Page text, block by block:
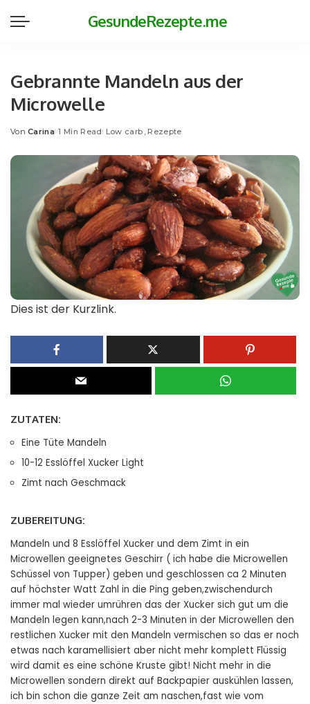
GesundeRezepte.me
Gebrannte Mandeln aus der
Microwelle
Posted
Von Carina 1 Min Read Low carb Rezepte
Dies ist der Kurzlink.
ZUTATEN:
Eine Tüte Mandeln
10-12 Esslöffel Xucker Light
Zimt nach Geschmack
ZUBEREITUNG:
Mandeln und 8 Esslöffel Xucker und dem Zimt in ein
Microwellen geeignetes Geschirr ( ich habe die Microwellen
Schüssel von Tupper) geben und geschlossen ca 2 Minuten
auf höchster Watt Zahl in die Ping geben,zwischendurch
immer mal wieder umrühren das der Xucker sich gut um die
Mandeln legen kann,nach 2-3 Minuten in der Microwellen den
restlichen Xucker mit den Mandeln vermischen so das er noch
etwas nach karamellisiert aber nicht mehr komplett Flüssig
wird damit es eine schöne Kruste gibt! Nicht mehr in die
Microwellen sondern direkt auf Backpapier auskühlen lassen,
ich bin schon die ganze Zeit am naschen,fast wie vom